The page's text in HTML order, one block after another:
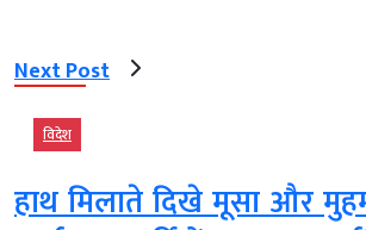
Next Post
विदेश
हाथ मिलाते दिखे मूसा और